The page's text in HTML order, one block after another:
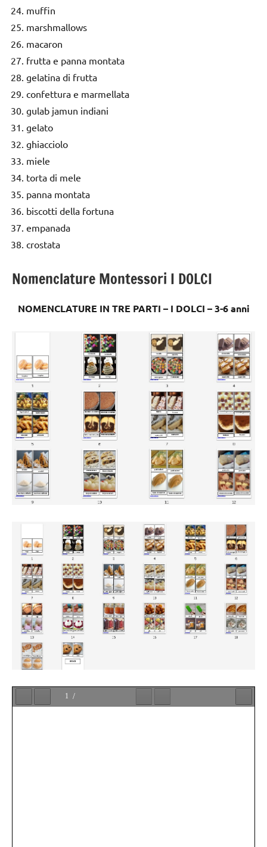
muffin
marshmallows
macaron
frutta e panna montata
gelatina di frutta
confettura e marmellata
gulab jamun indiani
gelato
ghiacciolo
miele
torta di mele
panna montata
biscotti della fortuna
empanada
crostata
Nomenclature Montessori I DOLCI
NOMENCLATURE IN TRE PARTI – I DOLCI – 3-6 anni